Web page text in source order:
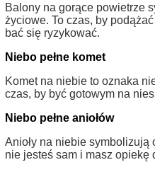
Balony na gorące powietrze
życiowe. To czas, by
bać się ryzykować.
Niebo pełne komet
Komet na niebie to oznaka
czas, by być gotowym na
Niebo pełne aniołów
Anioły na niebie symbolizują
nie jesteś sam i masz opiekę